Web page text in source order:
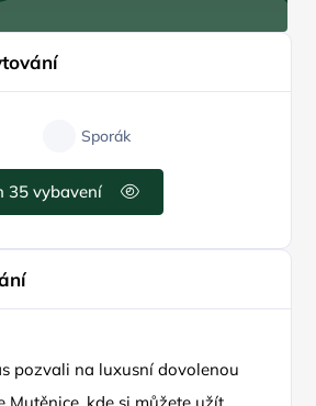
Sporák
35 vybavení
pozvali na luxusní dovolenou